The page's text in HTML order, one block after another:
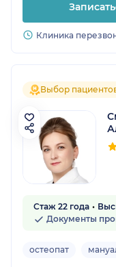
Клиника
Выбор
Стаж 22 года
Документы
остеопат